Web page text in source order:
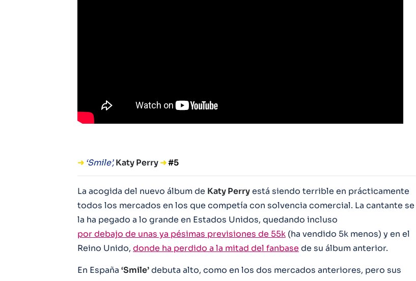
➜ ‘Smile’,Katy Perry➜#5
La acogida del nuevo álbum de Katy Perryestá siendo terrible en prácticamente
todos los mercados en los que competía con solvencia comercial. La cantante se
la ha pegado a lo grande en Estados Unidos, quedando incluso
por debajo de unas ya pésimas previsiones de 55k (ha vendido 5k menos) y en el
Reino Unido, donde ha perdido a la mitad del fanbase de su álbum anterior.
En España ‘Smile’debuta alto, como en los dos mercados anteriores, pero sus